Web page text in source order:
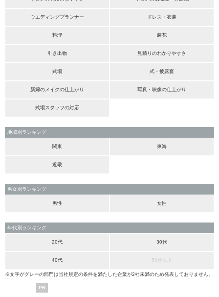
ウエディングプランナー ドレス・衣装
料理 装花
引き出物 見積りのわかりやすさ
式場 式・披露宴
新婦のメイクの仕上がり 写真・映像の仕上がり
式場スタッフの対応
地域別ランキング
関東 東海
近畿
男女別ランキング
男性 女性
年代別ランキング
20代 30代
40代 50代以上
※文字がグレーの部門は当社規定の条件を満たした企業が2社未満のため発表しておりません。
PR